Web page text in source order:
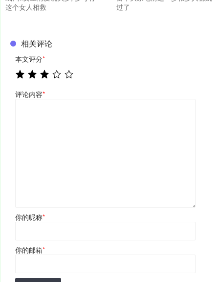
这个女人相救
过了
相关评论
本文评分*
评论内容*
你的昵称*
你的邮箱*